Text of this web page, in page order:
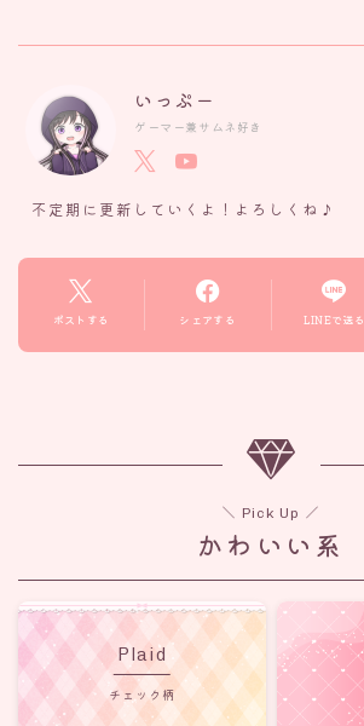
いっぷー
ゲーマー兼サムネ好き
不定期に更新していくよ！よろしくね♪
ポストする シェアする LINEで送る
＼ Pick Up ／
かわいい系
チェック柄
Plaid